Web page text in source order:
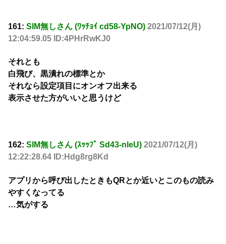
161: SIM無しさん (ﾜｯﾁｮｲ cd58-YpNO) 2021/07/12(月)
12:04:59.05 ID:4PHrRwKJ0
それとも
白飛び、黒潰れの標準とか
それなら設定項目にオンオフ出来る
表示させた方がいいと思うけど
162: SIM無しさん (ｽｯｯﾌﾟ Sd43-nleU) 2021/07/12(月)
12:22:28.64 ID:Hdg8rg8Kd
アプリから呼び出したときもQRとか近いとこのもの読み
やすくなってる
…気がする